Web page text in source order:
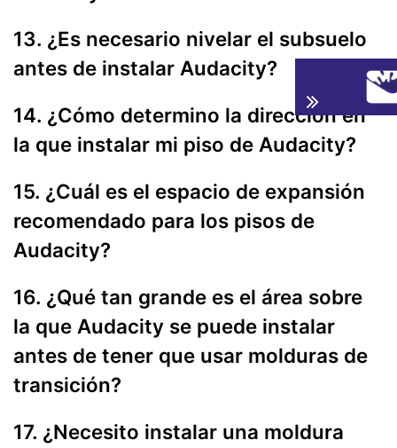
13. ¿Es necesario nivelar el subsuelo
antes de instalar Audacity?
14. ¿Cómo determino la dirección en
la que instalar mi piso de Audacity?
15. ¿Cuál es el espacio de expansión
recomendado para los pisos de
Audacity?
16. ¿Qué tan grande es el área sobre
la que Audacity se puede instalar
antes de tener que usar molduras de
transición?
17. ¿Necesito instalar una moldura